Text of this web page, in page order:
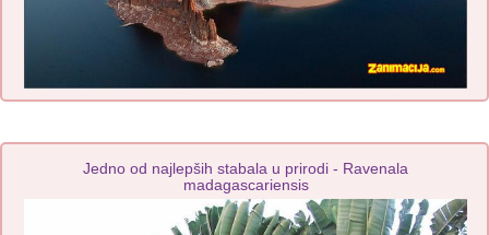
Jedno od najlepših stabala u prirodi - Ravenala
madagascariensis